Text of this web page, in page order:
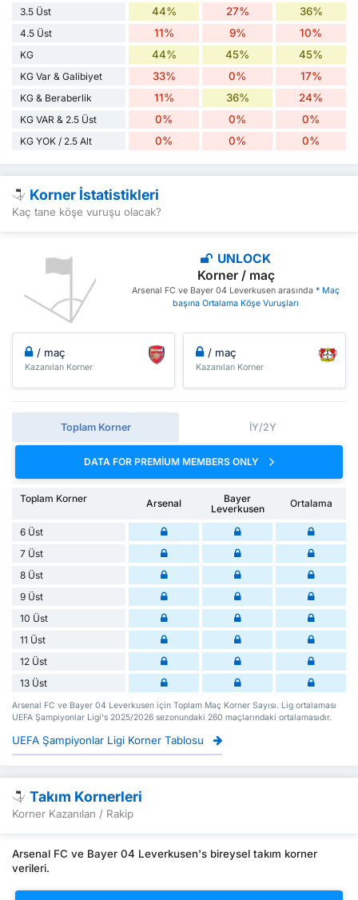
3.5 Üst 44% 27% 36%
4.5 Üst 11% 9% 10%
KG 44% 45% 45%
KG Var & Galibiyet 33% 0% 17%
KG & Beraberlik 11% 36% 24%
KG VAR & 2.5 Üst 0% 0% 0%
KG YOK / 2.5 Alt 0% 0% 0%
Korner İstatistikleri
Kaç tane köşe vuruşu olacak?
UNLOCK
Korner / maç
Arsenal FC ve Bayer 04 Leverkusen arasında* Maç
başına Ortalama Köşe Vuruşları
/ maç
Kazanılan Korner
/ maç
Kazanılan Korner
Toplam Korner İY/2Y
DATA FOR PREMIUM MEMBERS ONLY
Toplam Korner Arsenal
Bayer
Leverkusen
Ortalama
6 Üst
7 Üst
8 Üst
9 Üst
10 Üst
11 Üst
12 Üst
13 Üst
Arsenal FC ve Bayer 04 Leverkusen için Toplam Maç Korner Sayısı. Lig ortalaması
UEFA Şampiyonlar Ligi's 2025/2026 sezonundaki 260 maçlarındaki ortalamasıdır.
UEFA Şampiyonlar Ligi Korner Tablosu
Takım Kornerleri
Korner Kazanılan / Rakip
Arsenal FC ve Bayer 04 Leverkusen's bireysel takım korner
verileri.